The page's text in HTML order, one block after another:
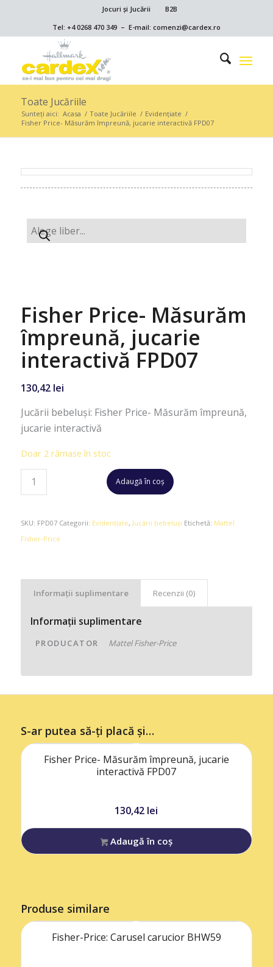
Jocuri și Jucării
B2B
Tel: +4 0268 470 349 – E-mail: comenzi@cardex.ro
Toate Jucăriile
Sunteți aici: Acasa / Toate Jucăriile / Evidențiate /
Fisher Price- Măsurăm împreună, jucarie interactivă FPD07
Fisher Price- Măsurăm
împreună, jucarie
interactivă FPD07
130,42 lei
Jucării bebeluşi: Fisher Price- Măsurăm împreună,
jucarie interactivă
Doar 2 rămase în stoc
Adaugă în coș
SKU: FPD07 Categorii: Evidențiate, Jucării bebeluşi Etichetă: Mattel
Fisher-Price
Informații suplimentare Recenzii (0)
Informații suplimentare
PRODUCATOR Mattel Fisher-Price
S-ar putea să-ți placă și…
Fisher Price- Măsurăm împreună, jucarie
interactivă FPD07
130,42 lei
Adaugă în coș
Produse similare
Fisher-Price: Carusel carucior BHW59